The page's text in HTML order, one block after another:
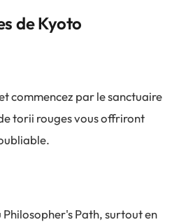
de Kyoto
commencez par le sanctuaire
torii rouges vous offriront
Path, surtout en